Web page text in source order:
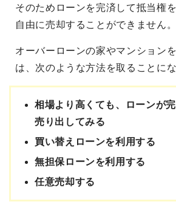
そのためローンを完済して抵当権
自由に売却することができません。
オーバーローンの家やマンション
は、次のような方法を取ることにな
相場より高くても、ローンが
売り出してみる
買い替えローンを利用する
無担保ローンを利用する
任意売却する